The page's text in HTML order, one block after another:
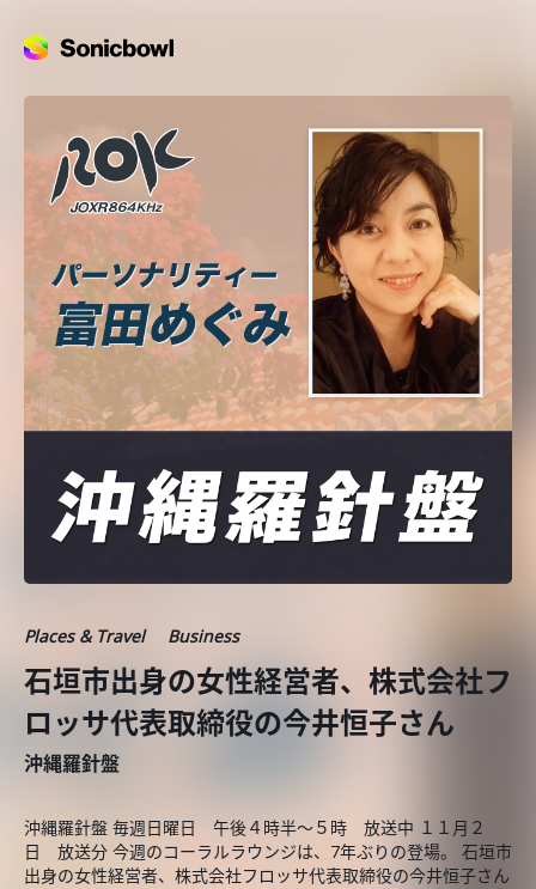
Places & Travel Business
石垣市出身の女性経営者、株式会社フ
ロッサ代表取締役の今井恒子さん
沖縄羅針盤
沖縄羅針盤 毎週日曜日 午後４時半～５時 放送中 １１月２
日 放送分 今週のコーラルラウンジは、7年ぶりの登場。 石垣市
出身の女性経営者、株式会社フロッサ代表取締役の今井恒子さん